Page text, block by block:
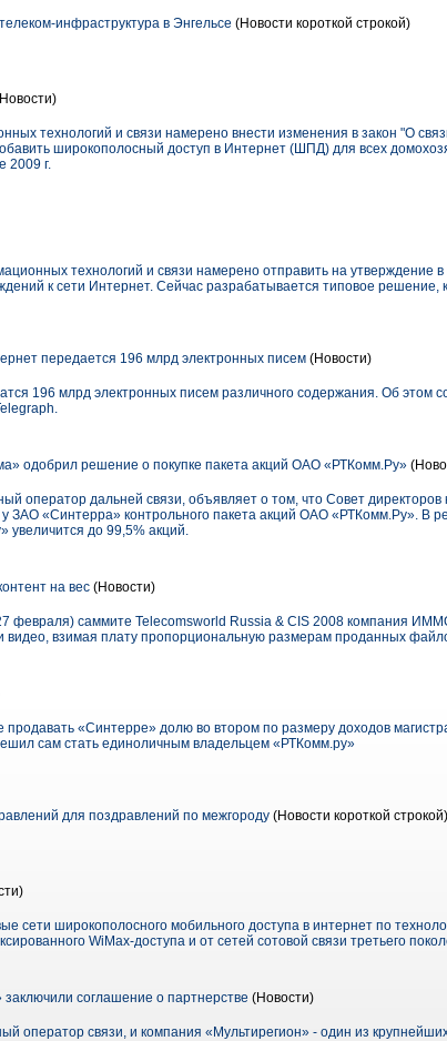
инфраструктура в Энгельсе (Новости короткой строкой)
технологий и связи намерено внести изменения в закон "О
широкополосный доступ в Интернет (ШПД) для всех
2009 г.
технологий и связи намерено отправить на утверждение в
к сети Интернет. Сейчас разрабатывается типовое решение,
передается 196 млрд электронных писем (Новости)
196 млрд электронных писем различного содержания. Об
одобрил решение о покупке пакета акций ОАО «РТКомм.Ру»
оператор дальней связи, объявляет о том, что Совет
«Синтерра» контрольного пакета акций ОАО «РТКомм.Ру». В
до 99,5% акций.
на вес (Новости)
февраля) саммите Telecomsworld Russia & CIS 2008 компания
взимая плату пропорциональную размерам проданных
«Синтерре» долю во втором по размеру доходов
сам стать единоличным владельцем «РТКомм.ру»
для поздравлений по межгороду (Новости короткой строкой)
сети широкополосного мобильного доступа в интернет по
WiMax-доступа и от сетей сотовой связи третьего
соглашение о партнерстве (Новости)
оператор связи, и компания «Мультирегион» - один из